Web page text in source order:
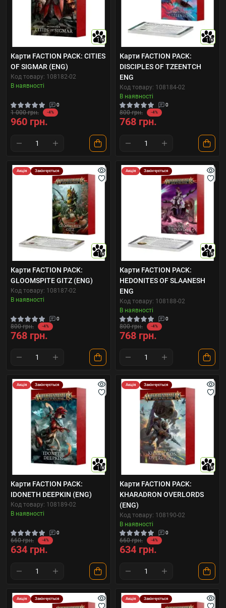
10
Карти FACTION PACK: CITIES
OF SIGMAR (ENG)
Код товару: 108182-02
В наявності
0
1 000 грн. -4%
960 грн.
10
Карти FACTION PACK:
DISCIPLES OF TZEENTCH
ENG
Код товару: 108184-02
В наявності
0
800 грн. -4%
768 грн.
Акція Закінчується
10
Карти FACTION PACK:
GLOOMSPITE GITZ (ENG)
Код товару: 108187-02
В наявності
0
800 грн. -4%
768 грн.
Акція Закінчується
10
Карти FACTION PACK:
HEDONITES OF SLAANESH
ENG
Код товару: 108188-02
В наявності
0
800 грн. -4%
768 грн.
Акція Закінчується
10
Карти FACTION PACK:
IDONETH DEEPKIN (ENG)
Код товару: 108189-02
В наявності
0
660 грн. -4%
634 грн.
Акція Закінчується
10
Карти FACTION PACK:
KHARADRON OVERLORDS
(ENG)
Код товару: 108190-02
В наявності
0
660 грн. -4%
634 грн.
Акція Закінчується Акція Закінчується